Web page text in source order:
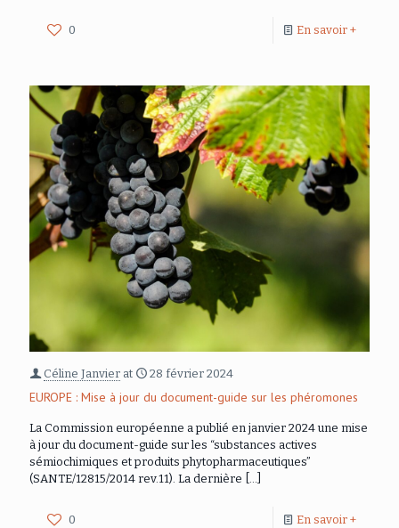
0 En savoir +
Céline Janvier at 28 février 2024
EUROPE : Mise à jour du document-guide sur les phéromones
La Commission européenne a publié en janvier 2024 une mise
à jour du document-guide sur les “substances actives
sémiochimiques et produits phytopharmaceutiques”
(SANTE/12815/2014 rev.11). La dernière
0 En savoir +